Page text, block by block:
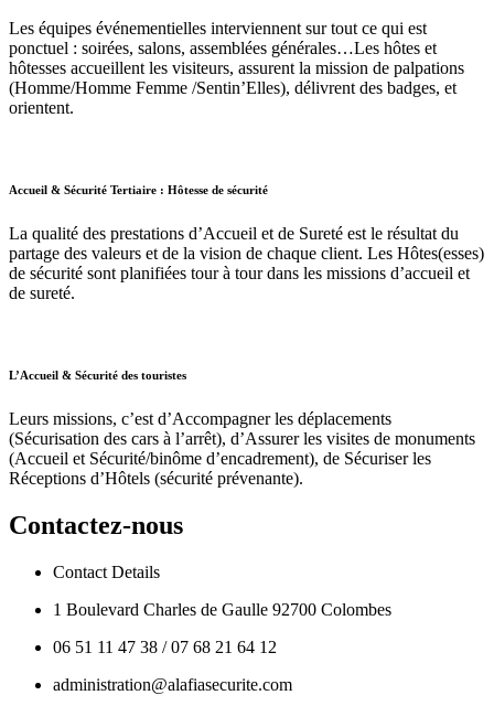
Les équipes événementielles interviennent sur tout ce qui est
ponctuel : soirées, salons, assemblées générales…Les hôtes et
hôtesses accueillent les visiteurs, assurent la mission de palpations
(Homme/Homme Femme /Sentin’Elles), délivrent des badges, et
orientent.
Accueil & Sécurité Tertiaire : Hôtesse de sécurité
La qualité des prestations d’Accueil et de Sureté est le résultat du
partage des valeurs et de la vision de chaque client. Les Hôtes(esses)
de sécurité sont planifiées tour à tour dans les missions d’accueil et
de sureté.
L’Accueil & Sécurité des touristes
Leurs missions, c’est d’Accompagner les déplacements
(Sécurisation des cars à l’arrêt), d’Assurer les visites de monuments
(Accueil et Sécurité/binôme d’encadrement), de Sécuriser les
Réceptions d’Hôtels (sécurité prévenante).
Contactez-nous
Contact Details
1 Boulevard Charles de Gaulle 92700 Colombes
06 51 11 47 38 / 07 68 21 64 12
administration@alafiasecurite.com